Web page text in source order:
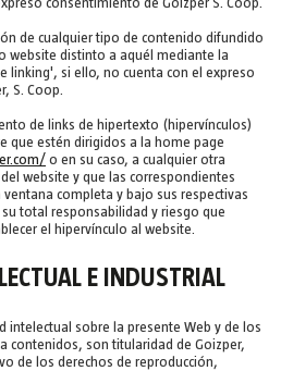
consentimiento de Goizper S. Coop.
de cualquier tipo de contenido difundido
website distinto a aquél mediante la
linking', si ello, no cuenta con el expreso
S. Coop.
de links de hipertexto (hipervínculos)
que estén dirigidos a la home page
o en su caso, a cualquier otra
website y que las correspondientes
completa y bajo sus respectivas
total responsabilidad y riesgo que
el hipervínculo al website.
E INDUSTRIAL
intelectual sobre la presente Web y de los
contenidos, son titularidad de Goizper,
de los derechos de reproducción,